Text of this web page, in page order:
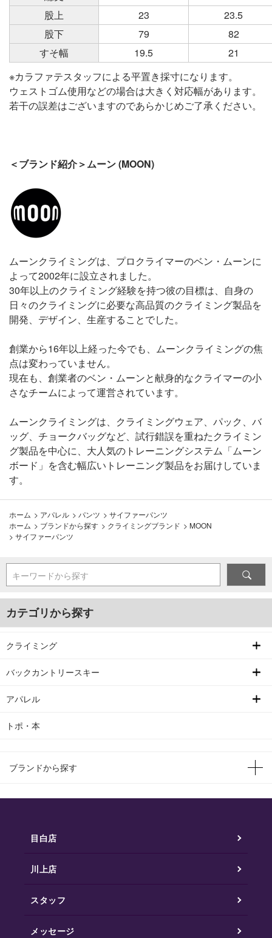
股上
23
23.5
股下
79
82
すそ幅
19.5
21
※カラファテスタッフによる平置き採寸になります。
ウェストゴム使用などの場合は大きく対応幅があります。
若干の誤差はございますのであらかじめご了承ください。
＜ブランド紹介＞ムーン (MOON)
ムーンクライミングは、プロクライマーのベン・ムーンに
よって2002年に設立されました。
30年以上のクライミング経験を持つ彼の目標は、自身の
日々のクライミングに必要な高品質のクライミング製品を
開発、デザイン、生産することでした。
創業から16年以上経った今でも、ムーンクライミングの焦
点は変わっていません。
現在も、創業者のベン・ムーンと献身的なクライマーの小
さなチームによって運営されています。
ムーンクライミングは、クライミングウェア、パック、バ
ッグ、チョークバッグなど、試行錯誤を重ねたクライミン
グ製品を中心に、大人気のトレーニングシステム「ムーン
ボード」を含む幅広いトレーニング製品をお届けしていま
す。
ホーム > アパレル > パンツ > サイファーパンツ
ホーム > ブランドから探す > クライミングブランド > MOON
> サイファーパンツ
キーワードから探す
カテゴリから探す
クライミング
バックカントリースキー
アパレル
トポ・本
ブランドから探す
目白店
川上店
スタッフ
メッセージ